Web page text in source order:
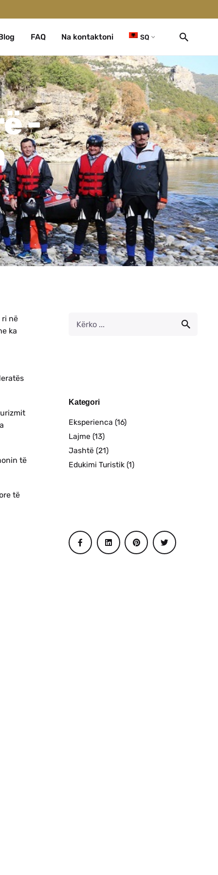
FAQ Na kontaktoni SQ
-
ri në
ka
të
të
Kategori
Eksperienca (16)
Lajme (13)
Jashtë (21)
Edukimi Turistik (1)